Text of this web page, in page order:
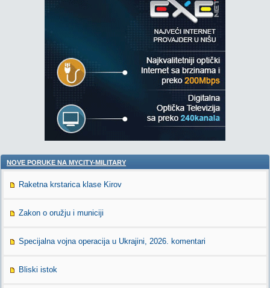
NOVE PORUKE NA MYCITY-MILITARY
Raketna krstarica klase Kirov
Zakon o oružju i municiji
Specijalna vojna operacija u Ukrajini, 2026. komentari
Bliski istok